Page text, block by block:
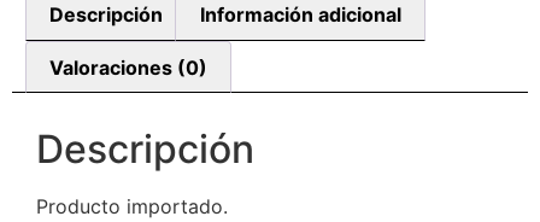
Descripción Información adicional
Valoraciones (0)
Descripción
Producto importado.